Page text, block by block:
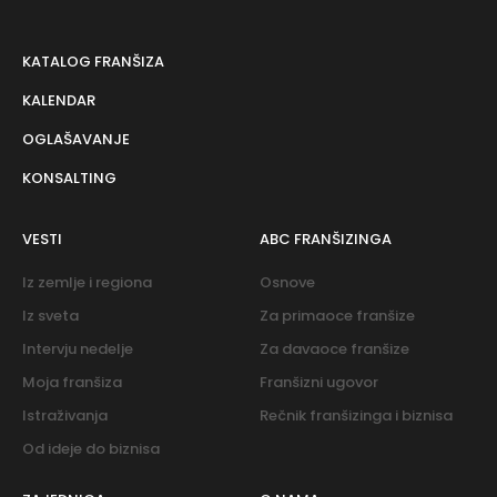
KATALOG FRANŠIZA
KALENDAR
OGLAŠAVANJE
KONSALTING
VESTI
Iz zemlje i regiona
Iz sveta
Intervju nedelje
Moja franšiza
Istraživanja
Od ideje do biznisa
ABC FRANŠIZINGA
Osnove
Za primaoce franšize
Za davaoce franšize
Franšizni ugovor
Rečnik franšizinga i biznisa